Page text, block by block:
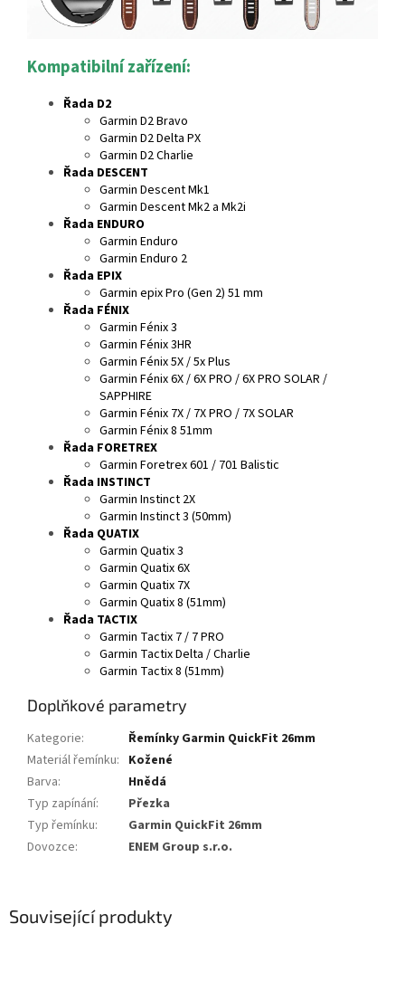
Související produkty
Kompatibilní zařízení:
Řada D2
Garmin D2 Bravo
Garmin D2 Delta PX
Garmin D2 Charlie
Řada DESCENT
Garmin Descent Mk1
Garmin Descent Mk2 a Mk2i
Řada ENDURO
Garmin Enduro
Garmin Enduro 2
Řada EPIX
Garmin epix Pro (Gen 2) 51 mm
Řada FÉNIX
Garmin Fénix 3
Garmin Fénix 3HR
Garmin Fénix 5X / 5x Plus
Garmin Fénix 6X / 6X PRO / 6X PRO SOLAR /
SAPPHIRE
Garmin Fénix 7X / 7X PRO / 7X SOLAR
Garmin Fénix 8 51mm
Řada FORETREX
Garmin Foretrex 601 / 701 Balistic
Řada INSTINCT
Garmin Instinct 2X
Garmin Instinct 3 (50mm)
Řada QUATIX
Garmin Quatix 3
Garmin Quatix 6X
Garmin Quatix 7X
Garmin Quatix 8 (51mm)
Řada TACTIX
Garmin Tactix 7 / 7 PRO
Garmin Tactix Delta / Charlie
Garmin Tactix 8 (51mm)
Doplňkové parametry
Kategorie:
Řemínky Garmin QuickFit 26mm
Materiál řemínku: Kožené
Barva:
Hnědá
Typ zapínání:
Přezka
Typ řemínku:
Garmin QuickFit 26mm
Dovozce: ENEM Group s.r.o.